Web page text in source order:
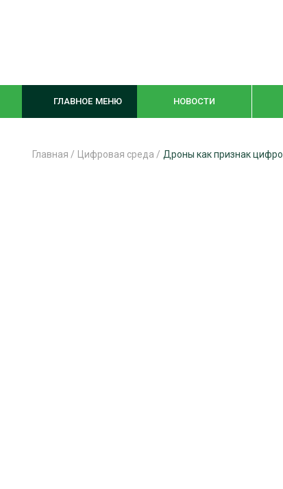
ГЛАВНОЕ МЕНЮ НОВОСТИ
Главная / Цифровая среда / Дроны как признак